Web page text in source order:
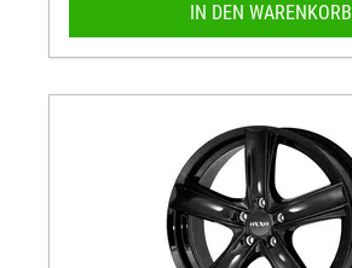
IN DEN WARENKORB